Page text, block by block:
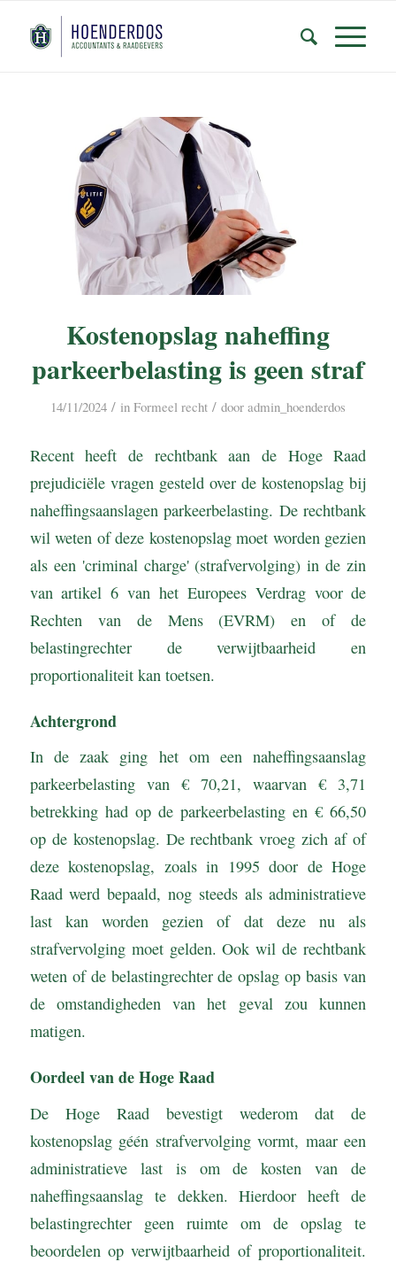
Kostenopslag naheffing
parkeerbelasting is geen straf
14/11/2024 / in Formeel recht / door admin_hoenderdos
Recent heeft de rechtbank aan de Hoge Raad
prejudiciële vragen gesteld over de kostenopslag bij
naheffingsaanslagen parkeerbelasting. De rechtbank
wil weten of deze kostenopslag moet worden gezien
als een 'criminal charge' (strafvervolging) in de zin
van artikel 6 van het Europees Verdrag voor de
Rechten van de Mens (EVRM) en of de
belastingrechter de verwijtbaarheid en
proportionaliteit kan toetsen.
Achtergrond
In de zaak ging het om een naheffingsaanslag
parkeerbelasting van € 70,21, waarvan € 3,71
betrekking had op de parkeerbelasting en € 66,50
op de kostenopslag. De rechtbank vroeg zich af of
deze kostenopslag, zoals in 1995 door de Hoge
Raad werd bepaald, nog steeds als administratieve
last kan worden gezien of dat deze nu als
strafvervolging moet gelden. Ook wil de rechtbank
weten of de belastingrechter de opslag op basis van
de omstandigheden van het geval zou kunnen
matigen.
Oordeel van de Hoge Raad
De Hoge Raad bevestigt wederom dat de
kostenopslag géén strafvervolging vormt, maar een
administratieve last is om de kosten van de
naheffingsaanslag te dekken. Hierdoor heeft de
belastingrechter geen ruimte om de opslag te
beoordelen op verwijtbaarheid of proportionaliteit.